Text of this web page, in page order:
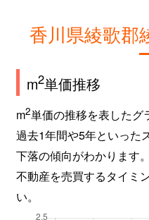
香川県綾歌郡
m2単価推移
m2単価の推移を表したグ
過去1年間や5年といった
下落の傾向がわかります。
不動産を売買するタイミ
い。